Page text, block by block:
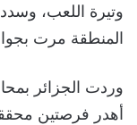
وتيرة اللعب،
المنطقة مرت
وردت الجزائر
أهدر فرصتين